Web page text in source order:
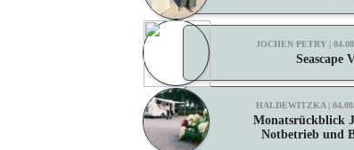
JOCHEN PETRY |
Seascape
HALDEWITZKA |
Monatsrückblick
Notbetrieb und